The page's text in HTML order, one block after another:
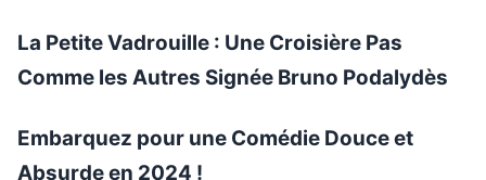
La Petite Vadrouille : Une Croisière Pas
Comme les Autres Signée Bruno Podalydès
Embarquez pour une Comédie Douce et
Absurde en 2024 !